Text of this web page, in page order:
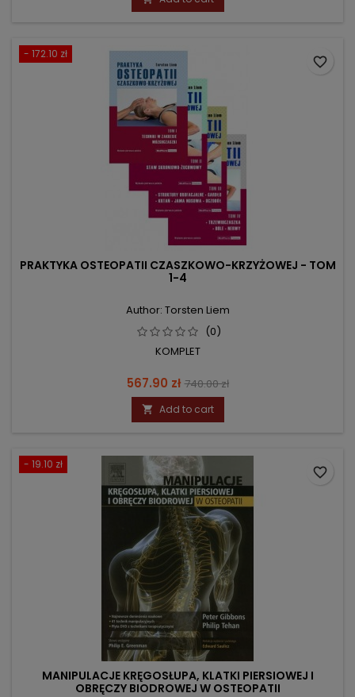
- 172.10 zł
PRAKTYKA OSTEOPATII CZASZKOWO-KRZYŻOWEJ - TOM
1-4
Author: Torsten Liem
(0)
KOMPLET
Price
567.90 zł Regular
price
740.00 zł
 Add to cart
favorite_border
- 19.10 zł
MANIPULACJE KRĘGOSŁUPA, KLATKI PIERSIOWEJ I
OBRĘCZY BIODROWEJ W OSTEOPATII
favorite_border